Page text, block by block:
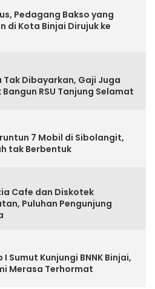
Pedagang Bakso yang
di Kota Binjai Dirujuk ke
Tak Dibayarkan, Gaji Juga
RSU Tanjung Selamat
7 Mobil di Sibolangit,
tak Berbentuk
Cafe dan Diskotek
Puluhan Pengunjung
Sumut Kunjungi BNNK Binjai,
Merasa Terhormat